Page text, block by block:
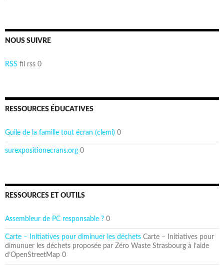
NOUS SUIVRE
RSS fil rss 0
RESSOURCES ÉDUCATIVES
Guile de la famille tout écran (clemi) 0
surexpositionecrans.org 0
RESSOURCES ET OUTILS
Assembleur de PC responsable ? 0
Carte – Initiatives pour diminuer les déchets Carte – Initiatives pour
dimunuer les déchets proposée par Zéro Waste Strasbourg à l’aide
d’OpenStreetMap 0